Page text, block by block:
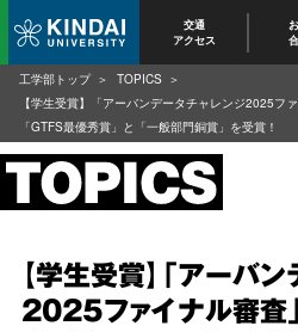
交通
アクセス
【学生受賞】「アーバ
2025ファイナル審査
工学部トップ
TOPICS
【学生受賞】「アーバンデータチャレンジ2025フ
「GTFS最優秀賞」と「一般部門銅賞」を受賞！